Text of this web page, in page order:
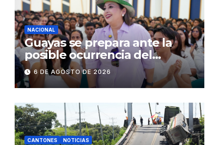
concurrencia
NACIONAL
Guayas se prepara ante la
posible ocurrencia del
fenómeno de El Niño:
Gobierno Nacional capacita a
2.500 jóvenes
6 DE AGOSTO DE 2026
CANTONES NOTICIAS